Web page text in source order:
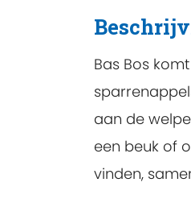
Bas Bos
aan de
een beuk of
vinden,